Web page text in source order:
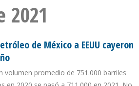
2021
de México a EEUU cayeron
volumen promedio de 751.000 barriles